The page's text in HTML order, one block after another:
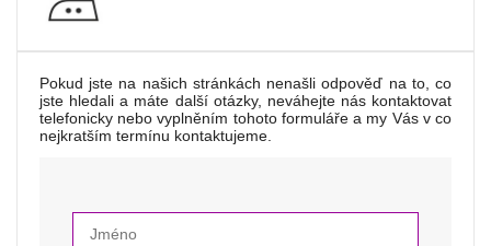
Pokud jste na našich stránkách nenašli odpověď na to, co
jste hledali a máte další otázky, neváhejte nás kontaktovat
telefonicky nebo vyplněním tohoto formuláře a my Vás v co
nejkratším termínu kontaktujeme.